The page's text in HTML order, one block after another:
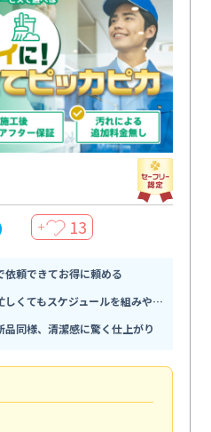
＋ 13
依頼できてお得に頼める
夜間早朝も対応、忙しくてもスケジュールを組みやすい
品同様、清潔感に驚く仕上がり